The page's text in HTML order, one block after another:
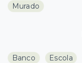
Murado
Banco Escola